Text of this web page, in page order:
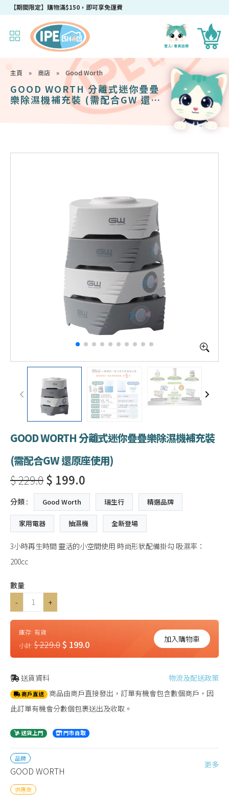
成為IPEshop會員，新會員即可獲得迎新$50購物優惠碼！
主頁 » 商店 » Good Worth
GOOD WORTH 分離式迷你疊疊
樂除濕機補充裝 (需配合GW 還原
GOOD WORTH 分離式迷你疊疊樂除濕機補充裝
(需配合GW 還原座使用)
$ 229.0$ 199.0
分類 : Good Worth 瑞生行 精選品牌
家用電器 抽濕機 全新登場
3小時再生時間 靈活的小空間使用 時尚形狀配備掛勾 吸濕率：
200cc
數量
-
+
庫存: 有貨
小計: $ 229.0$ 199.0 加入購物車
送貨資料 物流及配送政策
商戶直送 商品由商戶直接發出，訂單有機會包含數個商戶，因
此訂單有機會分數個包裹送出及收取。
送貨上門 門市自取
品牌
GOOD WORTH
更多
供應商